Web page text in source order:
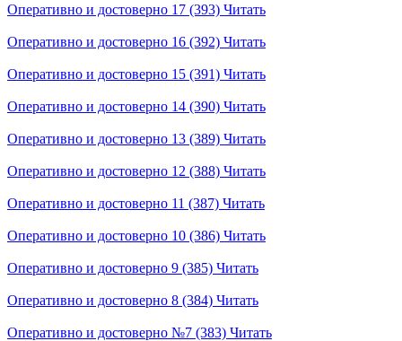
Оперативно и достоверно 17 (393) Читать
Оперативно и достоверно 16 (392) Читать
Оперативно и достоверно 15 (391) Читать
Оперативно и достоверно 14 (390) Читать
Оперативно и достоверно 13 (389) Читать
Оперативно и достоверно 12 (388) Читать
Оперативно и достоверно 11 (387) Читать
Оперативно и достоверно 10 (386) Читать
Оперативно и достоверно 9 (385) Читать
Оперативно и достоверно 8 (384) Читать
Оперативно и достоверно №7 (383) Читать